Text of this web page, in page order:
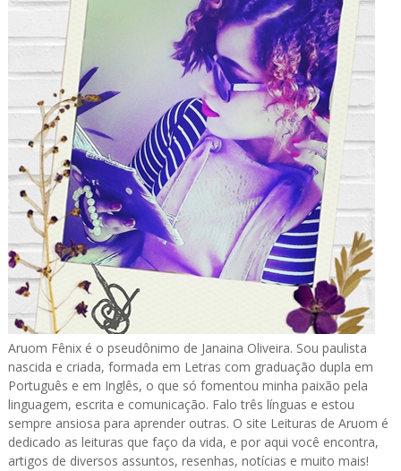
Aruom Fênix é o pseudônimo de Janaina Oliveira. Sou paulista
nascida e criada, formada em Letras com graduação dupla em
Português e em Inglês, o que só fomentou minha paixão pela
linguagem, escrita e comunicação. Falo três línguas e estou
sempre ansiosa para aprender outras. O site Leituras de Aruom é
dedicado as leituras que faço da vida, e por aqui você encontra,
artigos de diversos assuntos, resenhas, notícias e muito mais!